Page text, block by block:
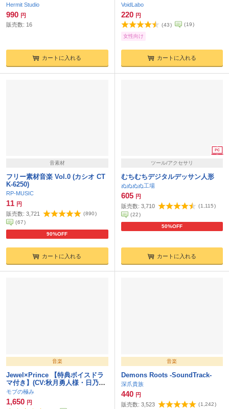
Hermit Studio
990 円
販売数: 16
カートに入れる
VoidLabo
220 円
(43) ( 19)
女性向け
カートに入れる
音素材
フリー素材音楽 Vol.0 (カシオ CT
K-6250)
RP-MUSIC
11 円
90%OFF
販売数: 3,721 (890)
(67)
カートに入れる
ツール/アクセサリ
むちむちデジタルデッサン人形
ぬぬぬぬ工場
605 円
50%OFF
販売数: 3,710 (1,115)
(22)
カートに入れる
音楽
Jewel×Prince 【特典ボイスドラ
マ付き】(CV:秋月勇人様・日乃ひ
かり様・出雲颯人様・雨色オニオ
ン様・刺草ネトル様)
モブの極み
1,650 円
音楽
Demons Roots -SoundTrack-
深爪貴族
440 円
販売数: 3,523 ( 1,242)